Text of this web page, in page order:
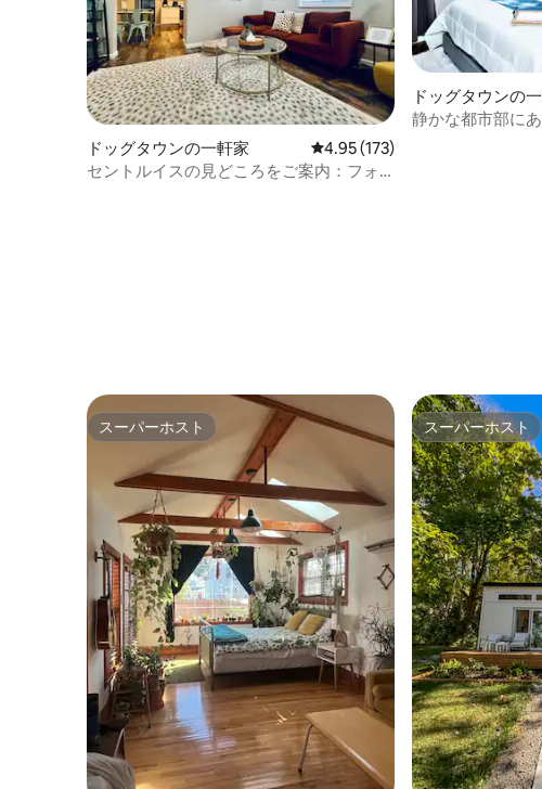
ドッグタウンの一軒家 レビュー173件、5つ星中4.95つ
4.95 (173)
セントルイスの見どころをご案内：フォ
ドッグタウンの
静かな都市部に
スーパーホスト
スーパーホスト スーパーホスト
スーパーホスト